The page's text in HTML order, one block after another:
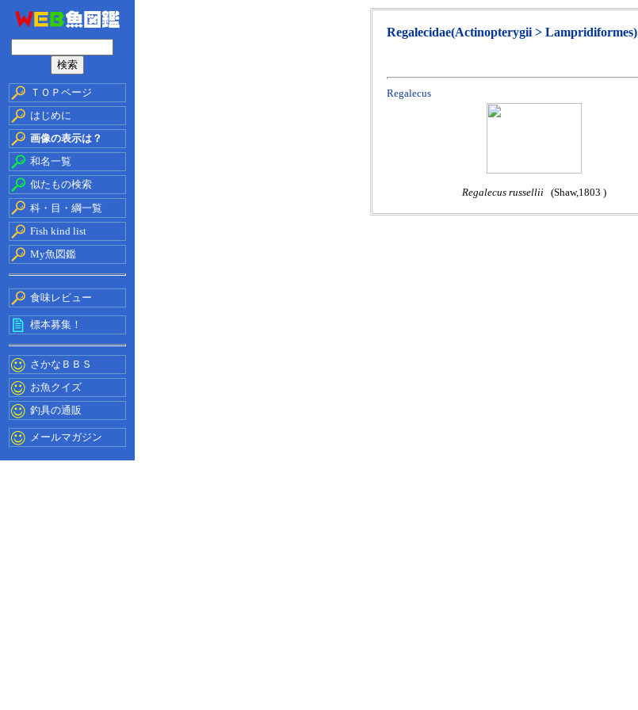
ＴＯＰページ
はじめに
画像の表示は？
和名一覧
似たもの検索
科・目・綱一覧
Fish kind list
My魚図鑑
食味レビュー
標本募集！
さかなＢＢＳ
お魚クイズ
釣具の通販
メールマガジン
Regalecidae(Actinopterygii > Lampridiformes)
Regalecus
Regalecus russellii (Shaw,1803 )